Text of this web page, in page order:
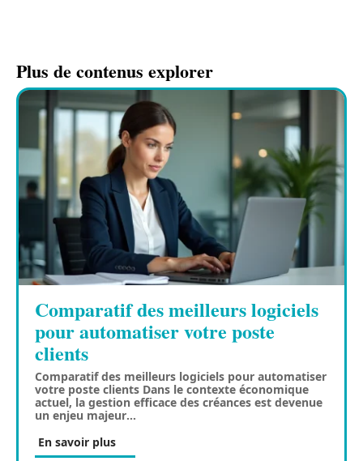
Plus de contenus explorer
Comparatif des meilleurs logiciels
pour automatiser votre poste
clients
Comparatif des meilleurs logiciels pour automatiser
votre poste clients Dans le contexte économique
actuel, la gestion efficace des créances est devenue
un enjeu majeur…
En savoir plus